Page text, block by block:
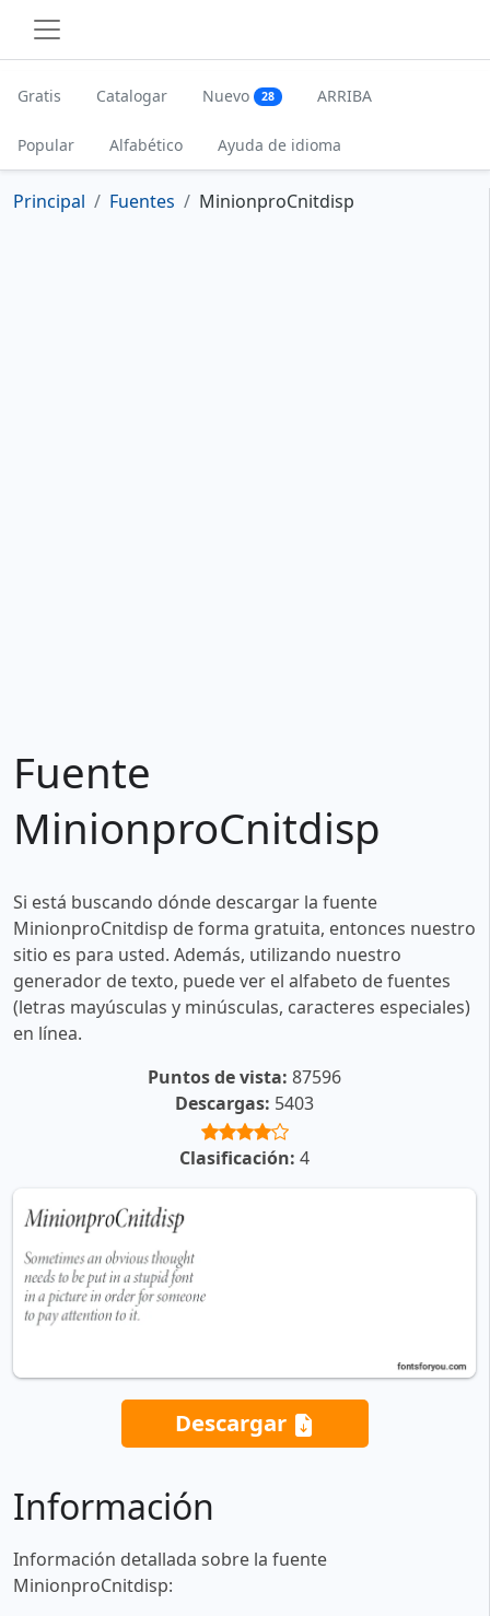
Gratis Catalogar Nuevo 28 ARRIBA
Popular Alfabético Ayuda de idioma
Principal Fuentes MinionproCnitdisp
Fuente
MinionproCnitdisp
Si está buscando dónde descargar la fuente
MinionproCnitdisp de forma gratuita, entonces nuestro
sitio es para usted. Además, utilizando nuestro
generador de texto, puede ver el alfabeto de fuentes
(letras mayúsculas y minúsculas, caracteres especiales)
en línea.
Puntos de vista: 87596
Descargas: 5403
Clasificación: 4
Descargar
Información
Información detallada sobre la fuente
MinionproCnitdisp: